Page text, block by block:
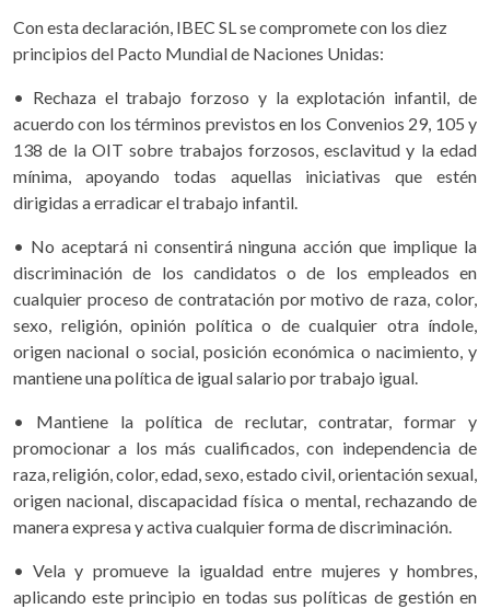
Con esta declaración, IBEC SL se compromete con los diez
principios del Pacto Mundial de Naciones Unidas:
• Rechaza el trabajo forzoso y la explotación infantil, de
acuerdo con los términos previstos en los Convenios 29, 105 y
138 de la OIT sobre trabajos forzosos, esclavitud y la edad
mínima, apoyando todas aquellas iniciativas que estén
dirigidas a erradicar el trabajo infantil.
• No aceptará ni consentirá ninguna acción que implique la
discriminación de los candidatos o de los empleados en
cualquier proceso de contratación por motivo de raza, color,
sexo, religión, opinión política o de cualquier otra índole,
origen nacional o social, posición económica o nacimiento, y
mantiene una política de igual salario por trabajo igual.
• Mantiene la política de reclutar, contratar, formar y
promocionar a los más cualificados, con independencia de
raza, religión, color, edad, sexo, estado civil, orientación sexual,
origen nacional, discapacidad física o mental, rechazando de
manera expresa y activa cualquier forma de discriminación.
• Vela y promueve la igualdad entre mujeres y hombres,
aplicando este principio en todas sus políticas de gestión en